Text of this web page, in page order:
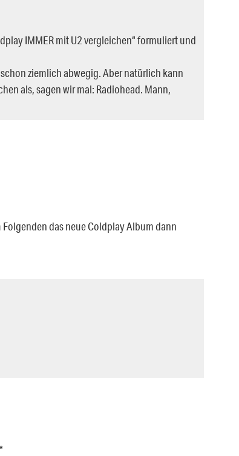
IMMER mit U2 vergleichen“ formuliert und
ziemlich abwegig. Aber natürlich kann
als, sagen wir mal: Radiohead. Mann,
das neue Coldplay Album dann
*